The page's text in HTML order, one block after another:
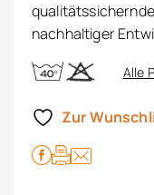
nachhaltiger
Alle
Zur